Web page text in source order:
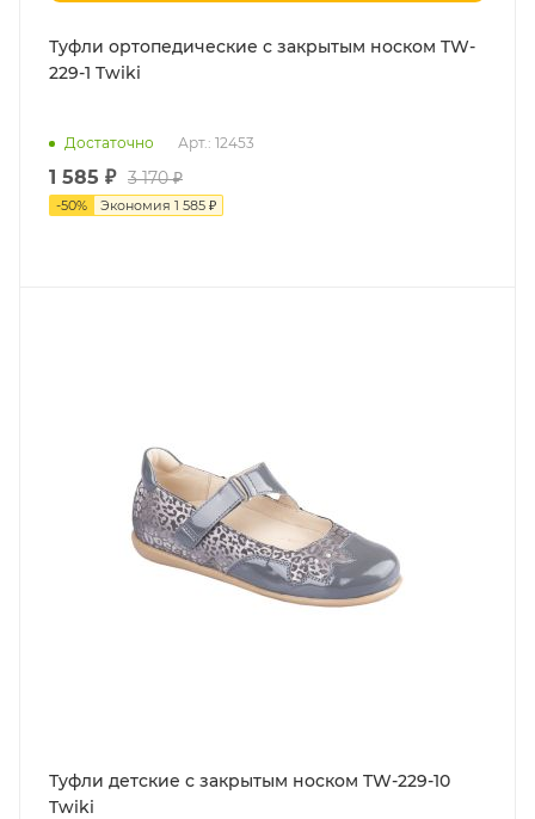
Туфли ортопедические с закрытым носком TW-
229-1 Twiki
Достаточно Арт.: 12453
1 585 ₽ 3 170 ₽
-50% Экономия 1 585 ₽
Туфли детские с закрытым носком TW-229-10
Twiki